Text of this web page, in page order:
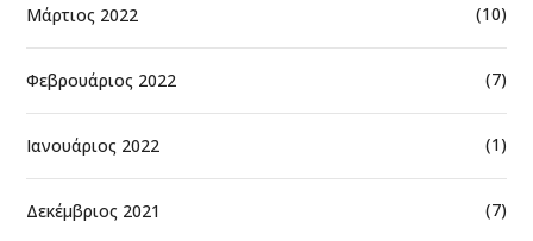
Μάρτιος 2022 (10)
Φεβρουάριος 2022 (7)
Ιανουάριος 2022 (1)
Δεκέμβριος 2021 (7)